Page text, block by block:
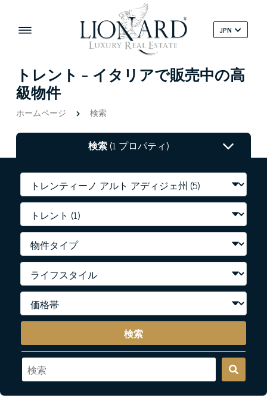
JPN
トレント - イタリアで販売中の高
級物件
ホームページ 検索
検索(1 プロパティ)
検索